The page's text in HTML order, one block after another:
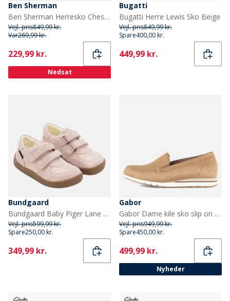
Ben Sherman
Ben Sherman Herresko Chesterley Derby Brown Imi Suede
Vejl. pris849,99 kr.
Var269,99 kr.
Current
229,99 kr.
Nedsat
Bugatti
Bugatti Herre Lewis Sko Beige
Vejl. pris849,99 kr.
Spare400,00 kr.
Current
449,99 kr.
Bundgaard
Bundgaard Baby Piger Lane Vandtætte Sko Old Rose Glitter
Vejl. pris599,99 kr.
Spare250,00 kr.
Current
349,99 kr.
Gabor
Gabor Dame kile sko slip on Saddle
Vejl. pris949,99 kr.
Spare450,00 kr.
Current
499,99 kr.
Nyheder